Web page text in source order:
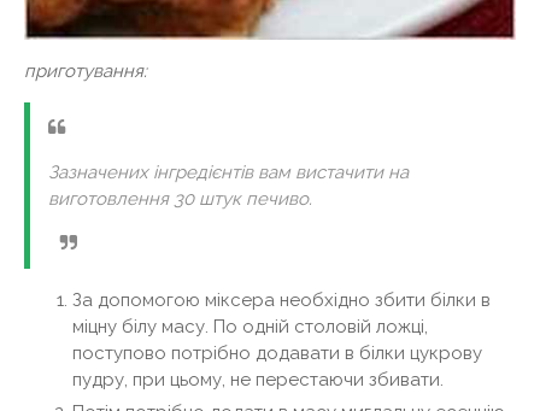
приготування:
Зазначених інгредієнтів вам вистачити на
виготовлення 30 штук печиво.
За допомогою міксера необхідно збити білки в
міцну білу масу. По одній столовій ложці,
поступово потрібно додавати в білки цукрову
пудру, при цьому, не перестаючи збивати.